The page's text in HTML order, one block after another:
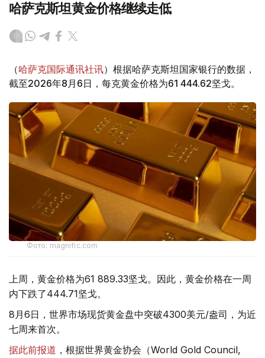
哈萨克斯坦黄金价格继续走低
（哈萨克国际通讯社讯）根据哈萨克斯坦国家银行的数据，
截至2026年8月6日，每克黄金价格为61 444.62坚戈。
Фото: magnific.com
上周，黄金价格为61 889.33坚戈。因此，黄金价格在一周
内下跌了444.71坚戈。
8月6日，世界市场现货黄金盘中突破4300美元/盎司，为近
七周来首次。
据此前报道 ，根据世界黄金协会（World Gold Council,